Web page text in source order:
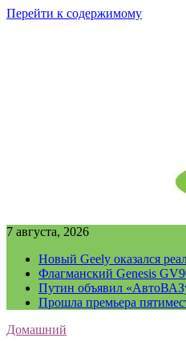
Перейти к содержимому
7 августа, 2026
Новый Geely оказался
Флагманский Genesis
Путин объявил
Прошла премьера
Домашний